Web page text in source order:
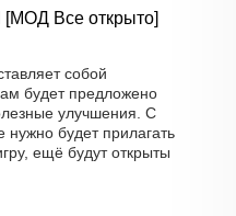
[МОД Все открыто]
собой
будет предложено
улучшения. С
будет прилагать
ещё будут открыты